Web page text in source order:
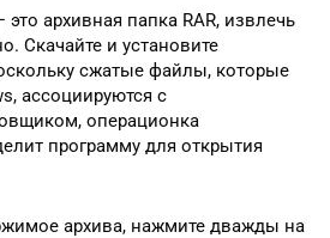
архивная папка RAR, извлечь
Скачайте и установите
сжатые файлы, которые
ассоциируются с
операционка
программу для открытия
архива, нажмите дважды на